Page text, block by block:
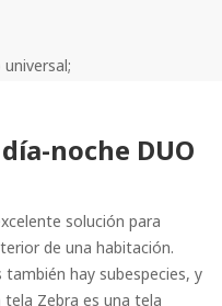
noche DUO
solución para
de una habitación.
hay subespecies, y
tela Zebra es una tela